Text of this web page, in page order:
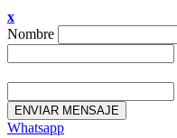
x
Nombre
ENVIAR MENSAJE
Whatsapp